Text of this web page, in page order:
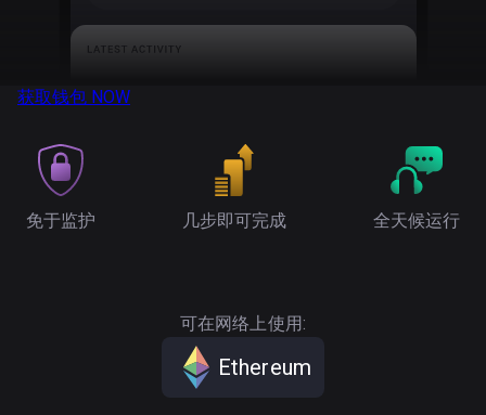
获取钱包 NOW
免于监护 几步即可完成 全天候运行
可在网络上使用:
Ethereum